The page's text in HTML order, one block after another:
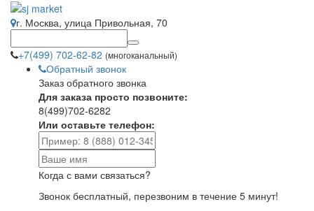
г. Москва, улица Привольная, 70
+7(499) 702-62-82 (многоканальный)
Обратный звонок
Заказ обратного звонка
Для заказа просто позвоните:
8(499)702-6282
Или оставьте телефон:
Когда с вами связаться?
Звонок бесплатный, перезвоним в течение 5 минут!